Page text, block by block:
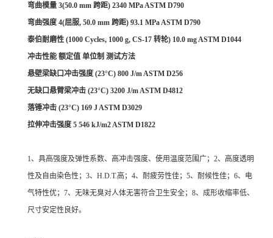
弯曲模量 3(50.0 mm 跨距) 2340 MPa ASTM D790
弯曲强度 4(屈服, 50.0 mm 跨距) 93.1 MPa ASTM D790
泰伯耐磨性 (1000 Cycles, 1000 g, CS-17 转轮) 10.0 mg ASTM D1044
冲击性能 额定值 单位制 测试方法
悬壁梁缺口冲击强度 (23°C) 800 J/m ASTM D256
无缺口悬臂梁冲击 (23°C) 3200 J/m ASTM D4812
落锤冲击 (23°C) 169 J ASTM D3029
拉伸冲击强度 5 546 kJ/m2 ASTM D1822
1、具高强度及弹性系数、高冲击强度、使用温度范围广；2、高度透明
性及自由染色性；3、H.D.T.高；4、耐疲劳性佳；5、耐候性佳；6、电
气特性优；7、无味无臭对人体无害符合卫生安全；8、成形收缩率低、
尺寸安定性良好。